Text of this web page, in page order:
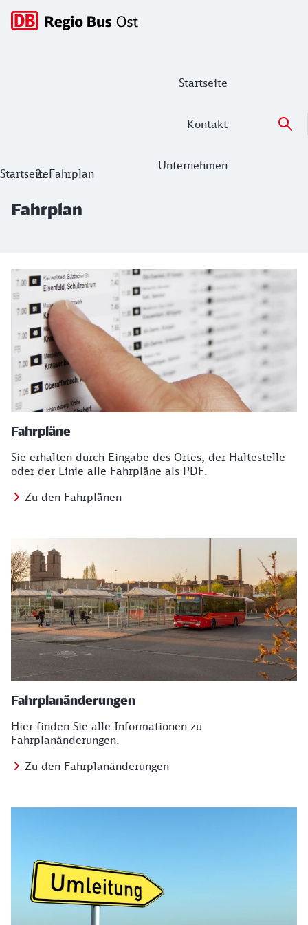
Startseite
Kontakt
Unternehmen
Hauptnavigation
Fahrplan
StartseiteFahrplan
Fahrplan
Fahrpläne
Sie erhalten durch Eingabe des Ortes, der Haltestelle
oder der Linie alle Fahrpläne als PDF.
Zu den Fahrplänen
Fahrplanänderungen
Hier finden Sie alle Informationen zu
Fahrplanänderungen.
Zu den Fahrplanänderungen